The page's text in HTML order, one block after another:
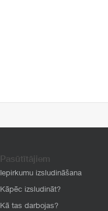
Pasūtītājiem
Iepirkumu izsludināšana
Kāpēc izsludināt?
Kā tas darbojas?